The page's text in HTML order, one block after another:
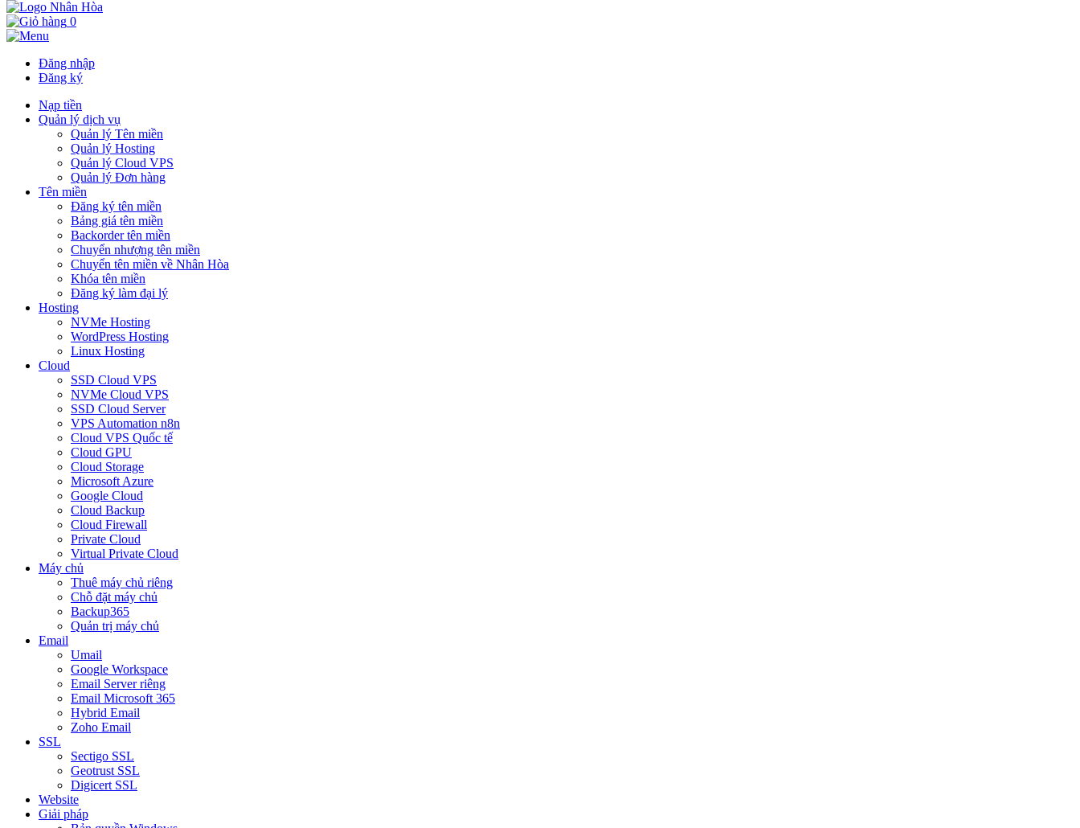
0
Đăng nhập
Đăng ký
Nạp tiền
Quản lý dịch vụ
Quản lý Tên miền
Quản lý Hosting
Quản lý Cloud VPS
Quản lý Đơn hàng
Tên miền
Đăng ký tên miền
Bảng giá tên miền
Backorder tên miền
Chuyển nhượng tên miền
Chuyển tên miền về Nhân Hòa
Khóa tên miền
Đăng ký làm đại lý
Hosting
NVMe Hosting
WordPress Hosting
Linux Hosting
Cloud
SSD Cloud VPS
NVMe Cloud VPS
SSD Cloud Server
VPS Automation n8n
Cloud VPS Quốc tế
Cloud GPU
Cloud Storage
Microsoft Azure
Google Cloud
Cloud Backup
Cloud Firewall
Private Cloud
Virtual Private Cloud
Máy chủ
Thuê máy chủ riêng
Chỗ đặt máy chủ
Backup365
Quản trị máy chủ
Email
Umail
Google Workspace
Email Server riêng
Email Microsoft 365
Hybrid Email
Zoho Email
SSL
Sectigo SSL
Geotrust SSL
Digicert SSL
Website
Giải pháp